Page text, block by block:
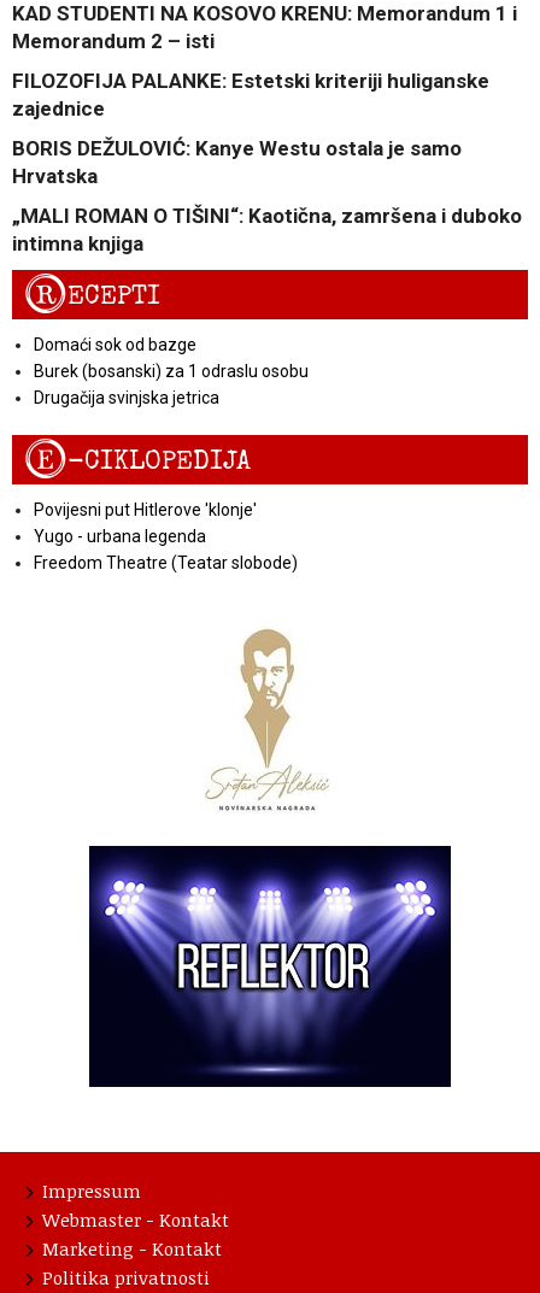
KAD STUDENTI NA KOSOVO KRENU: Memorandum 1 i
Memorandum 2 – isti
FILOZOFIJA PALANKE: Estetski kriteriji huliganske
zajednice
BORIS DEŽULOVIĆ: Kanye Westu ostala je samo
Hrvatska
„MALI ROMAN O TIŠINI“: Kaotična, zamršena i duboko
intimna knjiga
RECEPTI
Domaći sok od bazge
Burek (bosanski) za 1 odraslu osobu
Drugačija svinjska jetrica
E-CIKLOPEDIJA
Povijesni put Hitlerove 'klonje'
Yugo - urbana legenda
Freedom Theatre (Teatar slobode)
Impressum
Webmaster - Kontakt
Marketing - Kontakt
Politika privatnosti